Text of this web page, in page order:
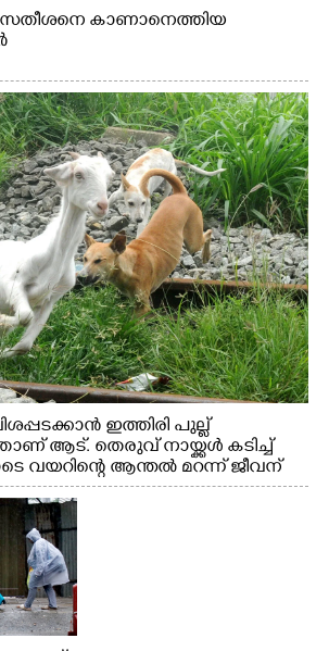
കാണാനെത്തിയ
ഇത്തിരി പുല്ല്
ആട്. തെരുവ് നായ്ക്കൾ കടിച്ച്
വയറിന്റെ ആന്തൽ മറന്ന് ജീവന്
എറണാകുളം വാത്തുരുത്തിയിൽ